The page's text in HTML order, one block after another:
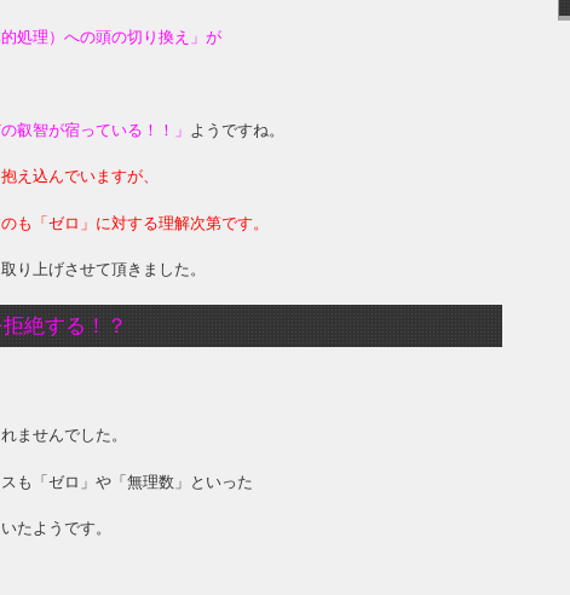
処理）への頭の切り換え」が
叡智が宿っている！！」 ようですね。
え込んでいますが、
も「ゼロ」に対する理解次第です。
り上げさせて頂きました。
絶する！？
ませんでした。
も「ゼロ」や「無理数」といった
たようです。